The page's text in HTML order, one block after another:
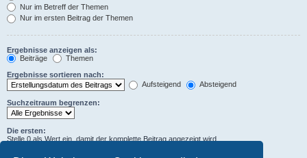
Nur im Betreff der Themen
Nur im ersten Beitrag der Themen
Ergebnisse anzeigen als:
Beiträge
Themen
Ergebnisse sortieren nach:
Aufsteigend
Absteigend
Suchzeitraum begrenzen:
Die ersten:
Stelle 0 als Wert ein, damit der komplette Beitrag angezeigt wird.